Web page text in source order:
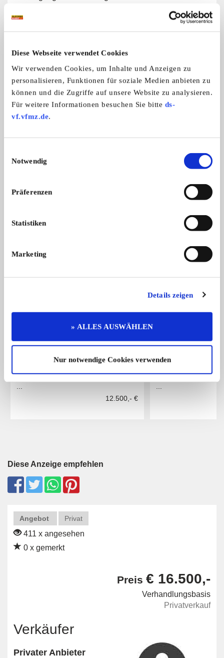
Diese Webseite verwendet Cookies
Wir verwenden Cookies, um Inhalte und Anzeigen zu
personalisieren, Funktionen für soziale Medien anbieten zu
können und die Zugriffe auf unsere Website zu analysieren.
Für weitere Informationen besuchen Sie bitte ds-
vf.vfmz.de.
Notwendig
Präferenzen
Statistiken
Marketing
Details zeigen
» ALLES AUSWÄHLEN
Nur notwendige Cookies verwenden
Verkauft wird ein wunderschöner Merc ...
16.500,- €
ALLE ANZEIGEN
Fahrersitz neu aufgepolstert, Türver
12.500,- €
MG-TD, Bj 9/51,
Diese Anzeige empfehlen
Angebot Privat
411 x angesehen
0 x gemerkt
Preis € 16.500,-
Verhandlungsbasis
Privatverkauf
Verkäufer
Privater Anbieter